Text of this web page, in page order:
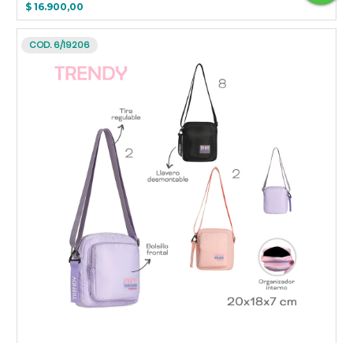
$ 16.900,00
COD. 6/19206